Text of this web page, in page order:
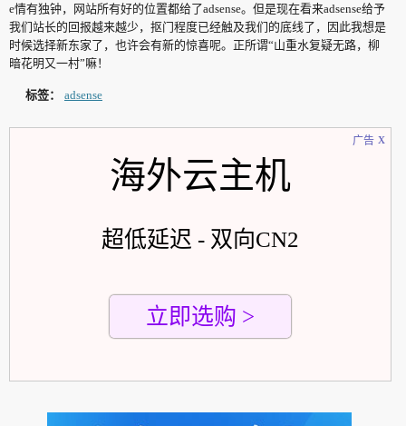
e情有独钟，网站所有好的位置都给了adsense。但是现在看来adsense给予
我们站长的回报越来越少，抠门程度已经触及我们的底线了，因此我想是
时候选择新东家了，也许会有新的惊喜呢。正所谓“山重水复疑无路，柳
暗花明又一村”嘛！
标签： adsense
广告
海外云主机
超低延迟 - 双向CN2
立即选购 >
x